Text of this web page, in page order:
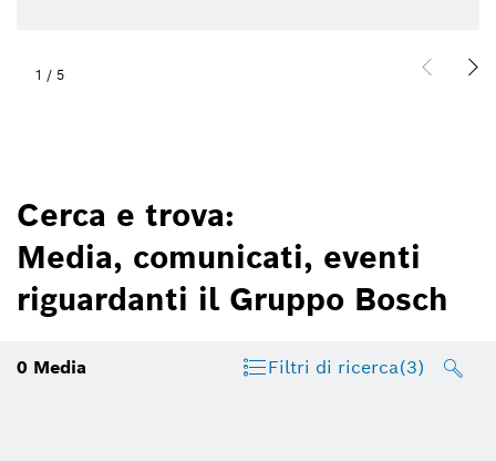
1 / 5
Cerca e trova:
Media, comunicati, eventi
riguardanti il Gruppo Bosch
0 Media Filtri di ricerca(3)